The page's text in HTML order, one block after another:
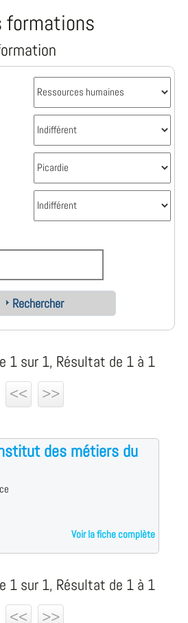
formations
Rechercher
1 sur 1, Résultat de 1 à 1
<<
>>
des métiers du
Voir la fiche complète
1 sur 1, Résultat de 1 à 1
<<
>>